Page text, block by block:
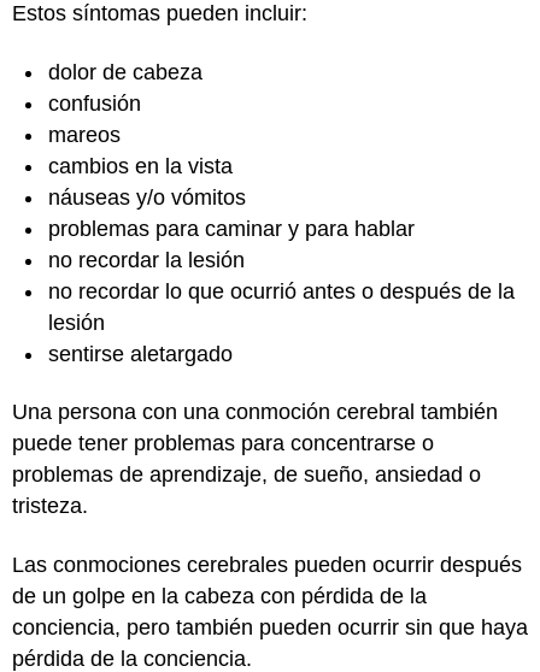
Estos síntomas pueden incluir:
dolor de cabeza
confusión
mareos
cambios en la vista
náuseas y/o vómitos
problemas para caminar y para hablar
no recordar la lesión
no recordar lo que ocurrió antes o después de la
lesión
sentirse aletargado
Una persona con una conmoción cerebral también
puede tener problemas para concentrarse o
problemas de aprendizaje, de sueño, ansiedad o
tristeza.
Las conmociones cerebrales pueden ocurrir después
de un golpe en la cabeza con pérdida de la
conciencia, pero también pueden ocurrir sin que haya
pérdida de la conciencia.